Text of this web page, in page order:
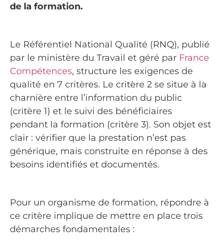
de la formation.
Le Référentiel National Qualité (RNQ), publié
par le ministère du Travail et géré par France
Compétences, structure les exigences de
qualité en 7 critères. Le critère 2 se situe à la
charnière entre l’information du public
(critère 1) et le suivi des bénéficiaires
pendant la formation (critère 3). Son objet est
clair : vérifier que la prestation n’est pas
générique, mais construite en réponse à des
besoins identifiés et documentés.
Pour un organisme de formation, répondre à
ce critère implique de mettre en place trois
démarches fondamentales :